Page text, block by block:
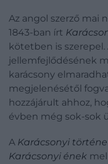
Az angol szerző mai
1843-ban írt
kötetben is szerepel.
jellemfejlődésének
karácsony
megjelenésétől
hozzájárult ahhoz,
évben még sok-sok
A Karácsonyi
Karácsonyi ének